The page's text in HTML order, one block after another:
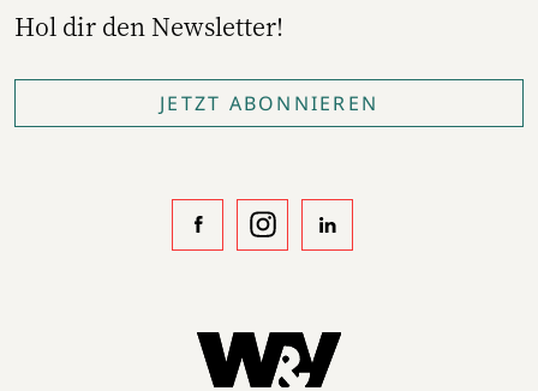
Hol dir den Newsletter!
JETZT ABONNIEREN